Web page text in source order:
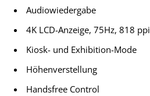
Audiowiedergabe
4K LCD-Anzeige, 75Hz, 818 ppi
Kiosk- und Exhibition-Mode
Höhenverstellung
Handsfree Control